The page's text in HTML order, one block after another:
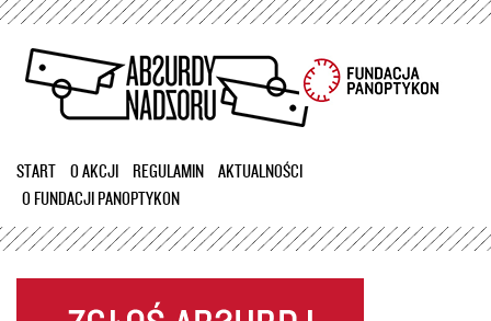
Przejdź
treści
START O AKCJI REGULAMIN
AKTUALNOŚCI
O FUNDACJI PANOPTYKON